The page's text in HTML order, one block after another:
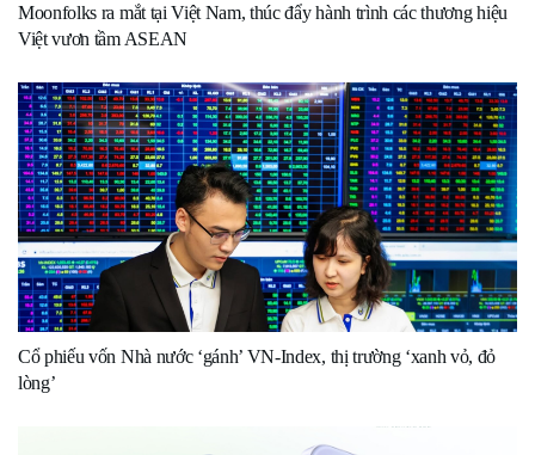
Moonfolks ra mắt tại Việt Nam, thúc đẩy hành trình các thương hiệu
Việt vươn tầm ASEAN
Cổ phiếu vốn Nhà nước ‘gánh’ VN-Index, thị trường ‘xanh vỏ, đỏ
lòng’